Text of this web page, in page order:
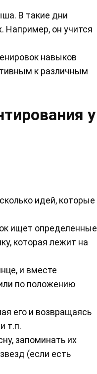
В такие дни
Например, он учится
навыков
к различным
у
идей, которые
ищет определенные
которая лежит на
и вместе
по положению
его и возвращаясь
т.п.
запоминать их
(если есть